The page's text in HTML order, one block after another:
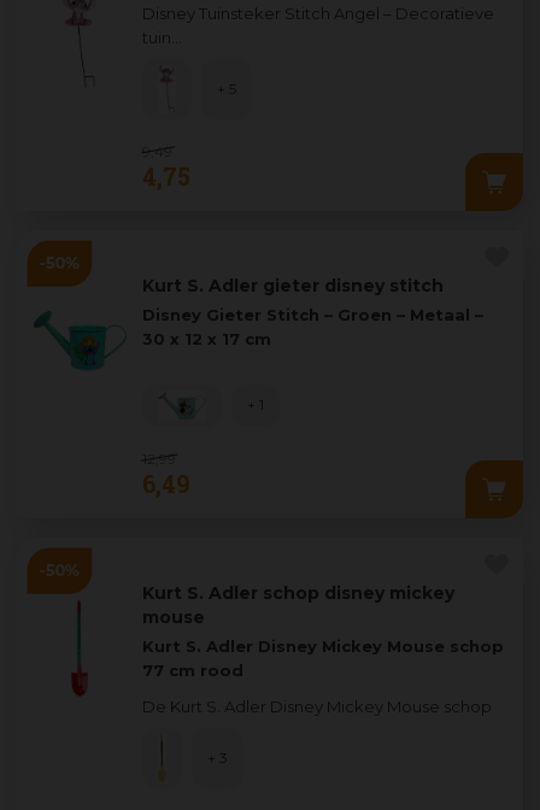
Disney Tuinsteker Stitch Angel – Decoratieve
tuin
9, 49
4,75
+ 5
Kurt S. Adler gieter disney stitch
Disney Gieter Stitch – Groen – Metaal –
30 x 12 x 17 cm
Laat kinderen op een speelse manier
12 99
6,49
+ 1
Kurt S. Adler schop disney mickey
mouse
Kurt S. Adler Disney Mickey Mouse schop
77 cm rood
De Kurt S. Adler Disney Mickey Mouse schop
+ 3